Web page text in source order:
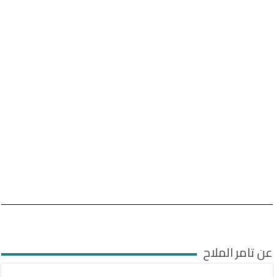
عن تامر الملاح